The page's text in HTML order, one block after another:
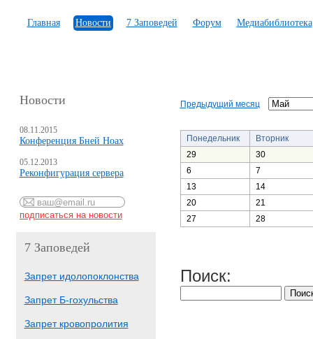
Главная Новости 7 Заповедей Форум Медиабиблиотека
Новости
08.11.2015
Конференция Бней Ноах
05.12.2013
Реконфигурация сервера
7 Заповедей
Запрет идолопоклонства
Запрет Б-гохульства
Запрет кровопролития
Предыдущий месяц
Понедельник
Вторник
29
30
6
7
13
14
20
21
27
28
Поиск: